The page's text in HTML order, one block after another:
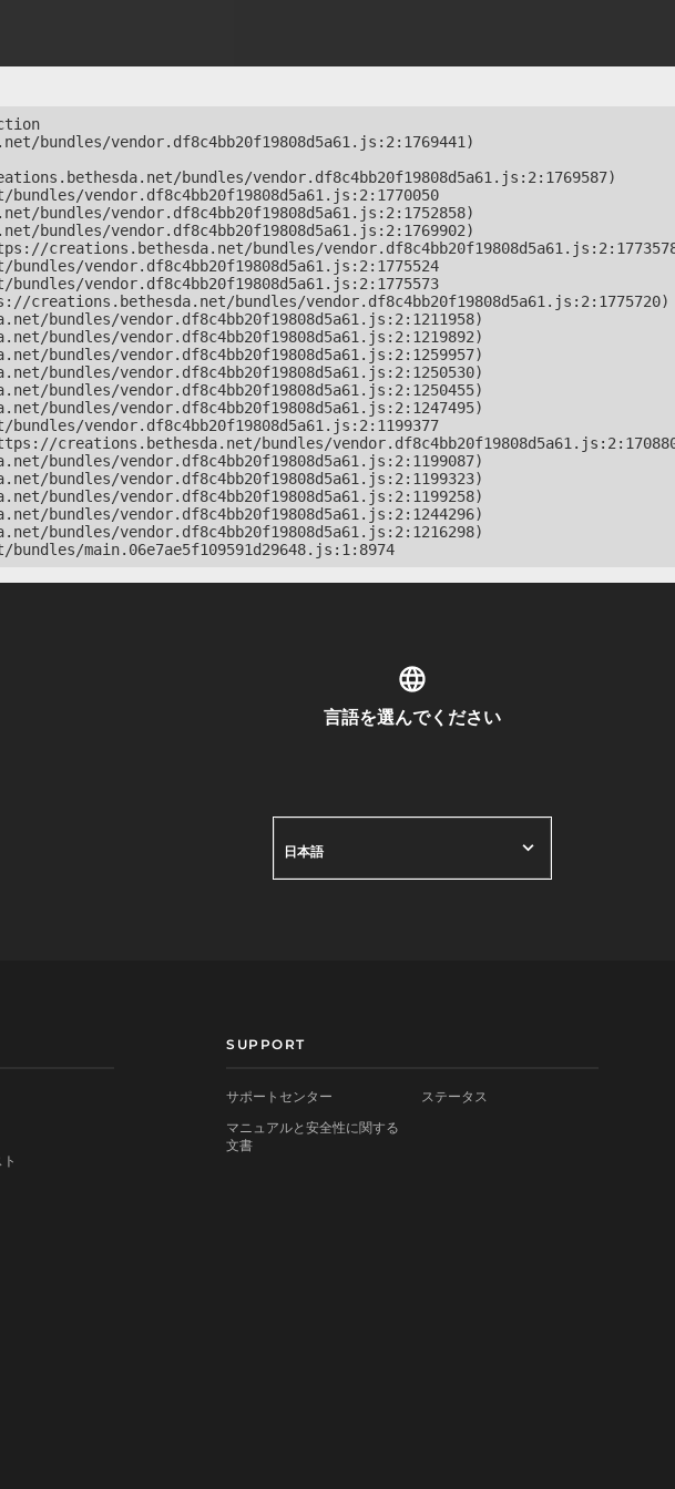
bundles/vendor.df8c4bb20f19808d5a61.js:2:1769441)
bundles/vendor.df8c4bb20f19808d5a61.js:2:1769587)
bundles/vendor.df8c4bb20f19808d5a61.js:2:1770050
bundles/vendor.df8c4bb20f19808d5a61.js:2:1752858)
bundles/vendor.df8c4bb20f19808d5a61.js:2:1769902)
creations.bethesda.net/bundles/
bundles/vendor.df8c4bb20f19808d5a61.js:2:1775524
bundles/vendor.df8c4bb20f19808d5a61.js:2:1775573
creations.bethesda.net/bundles/vendor.df8c4bb20f19808d5a61.js:2:1775720)
bundles/vendor.df8c4bb20f19808d5a61.js:2:1211958)
bundles/vendor.df8c4bb20f19808d5a61.js:2:1219892)
bundles/vendor.df8c4bb20f19808d5a61.js:2:1259957)
bundles/vendor.df8c4bb20f19808d5a61.js:2:1250530)
bundles/vendor.df8c4bb20f19808d5a61.js:2:1250455)
bundles/vendor.df8c4bb20f19808d5a61.js:2:1247495)
bundles/vendor.df8c4bb20f19808d5a61.js:2:1199377
creations.bethesda.net/bundles/
bundles/vendor.df8c4bb20f19808d5a61.js:2:1199087)
bundles/vendor.df8c4bb20f19808d5a61.js:2:1199323)
bundles/vendor.df8c4bb20f19808d5a61.js:2:1199258)
bundles/vendor.df8c4bb20f19808d5a61.js:2:1244296)
bundles/vendor.df8c4bb20f19808d5a61.js:2:1216298)
bundles/main.06e7ae5f109591d29648.js:1:8974
言語を選んでください
日本語
SUPPORT
サポートセンター
マニュアルと安全性に関する
文書
ステータス